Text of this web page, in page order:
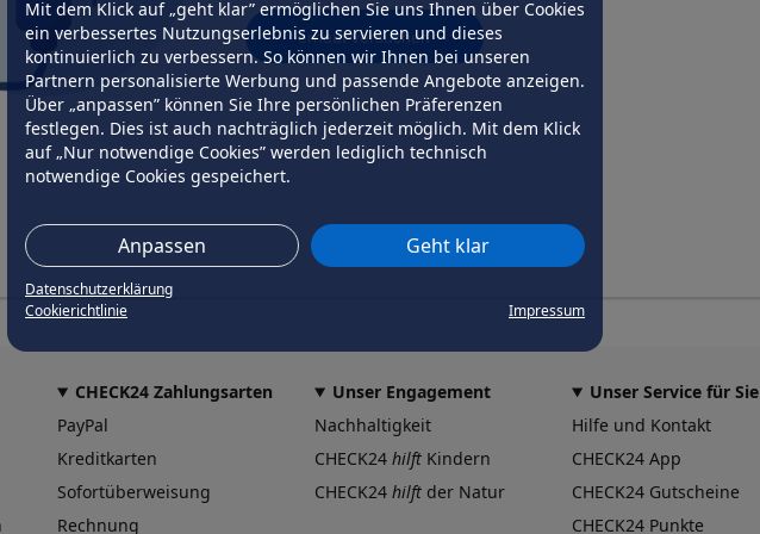
Mit dem Klick auf „geht klar” ermöglichen Sie uns Ihnen über Cookies
ein verbessertes Nutzungserlebnis zu servieren und dieses
kontinuierlich zu verbessern. So können wir Ihnen bei unseren
Partnern personalisierte Werbung und passende Angebote anzeigen.
Über „anpassen” können Sie Ihre persönlichen Präferenzen
festlegen. Dies ist auch nachträglich jederzeit möglich. Mit dem Klick
auf „Nur notwendige Cookies” werden lediglich technisch
notwendige Cookies gespeichert.
Anpassen Geht klar
Datenschutzerklärung
Cookierichtlinie
Impressum
erneut versuchen
CHECK24 Zahlungsarten
PayPal
Kreditkarten
Sofortüberweisung
Rechnung
Unser Engagement
Nachhaltigkeit
CHECK24 hilft Kindern
CHECK24 hilft der Natur
Unser Service für Sie
Hilfe und Kontakt
CHECK24 App
CHECK24 Gutscheine
CHECK24 Punkte